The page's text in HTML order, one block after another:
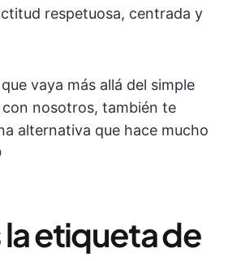
respetuosa, centrada y
vaya más allá del simple
nosotros, también te
alternativa que hace mucho
la etiqueta de